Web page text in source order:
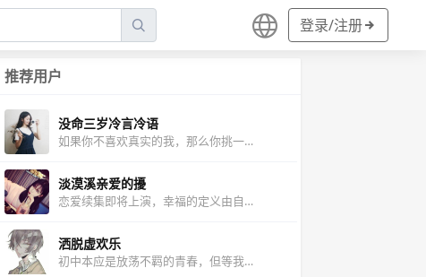
登录/注册
推荐用户
没命三岁冷言冷语
如果你不喜欢真实的我，那么你挑一个躯壳
淡漠溪亲爱的擾
恋爱续集即将上演，幸福的定义由自己来谱写
洒脱虚欢乐
初中本应是放荡不羁的青春，但等我开始喜欢了这的生活